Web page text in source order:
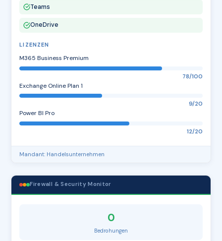
Teams
OneDrive
LIZENZEN
M365 Business Premium
78/100
Exchange Online Plan 1
9/20
Power BI Pro
12/20
Mandant: Handelsunternehmen
Firewall & Security Monitor
0
Bedrohungen